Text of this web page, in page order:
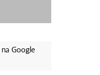
na Google